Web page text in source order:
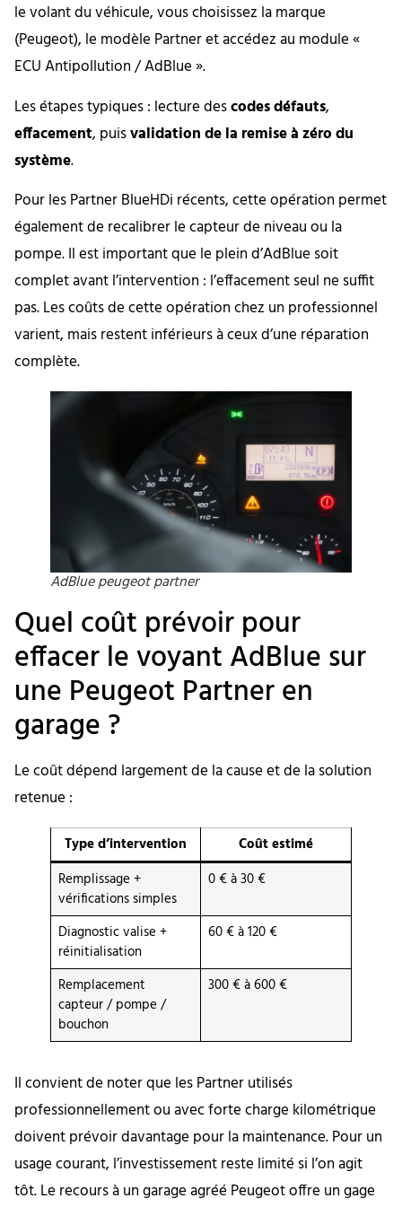
le volant du véhicule, vous choisissez la marque
(Peugeot), le modèle Partner et accédez au module «
ECU Antipollution / AdBlue ».
Les étapes typiques : lecture descodes défauts,
effacement, puisvalidation de la remise à zéro du
système.
Pour les Partner BlueHDi récents, cette opération permet
également de recalibrer le capteur de niveau ou la
pompe. Il est important que le plein d’AdBlue soit
complet avant l’intervention : l’effacement seul ne suffit
pas. Les coûts de cette opération chez un professionnel
varient, mais restent inférieurs à ceux d’une réparation
complète.
AdBlue peugeot partner
Quel coût prévoir pour
effacer le voyant AdBlue sur
une Peugeot Partner en
garage ?
Le coût dépend largement de la cause et de la solution
retenue :
Type d’intervention
Coût estimé
Remplissage +
vérifications simples
0 € à 30 €
Diagnostic valise +
réinitialisation
60 € à 120 €
Remplacement
capteur / pompe /
bouchon
300 € à 600 €
Il convient de noter que les Partner utilisés
professionnellement ou avec forte charge kilométrique
doivent prévoir davantage pour la maintenance. Pour un
usage courant, l’investissement reste limité si l’on agit
tôt. Le recours à un garage agréé Peugeot offre un gage